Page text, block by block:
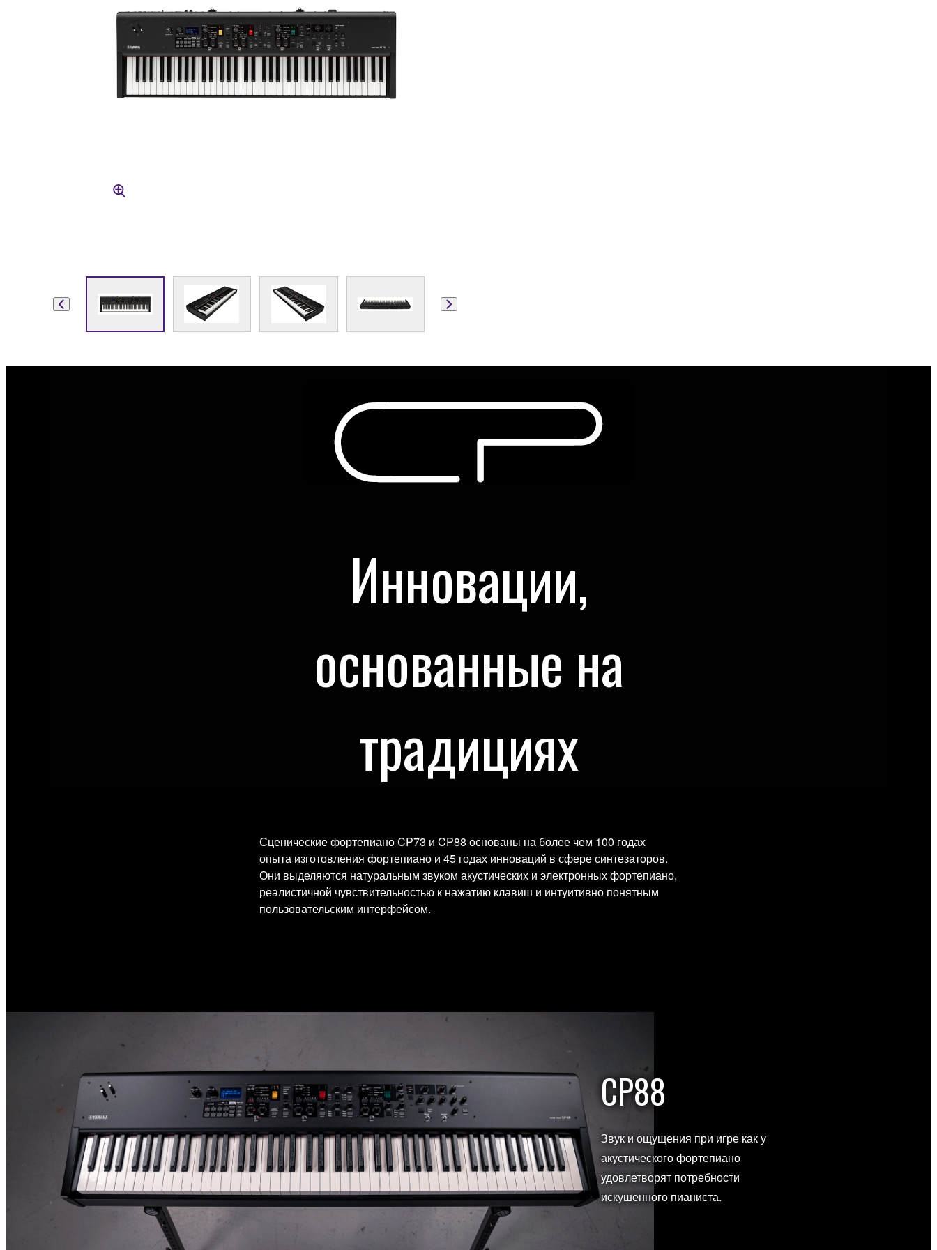
Инновации,
основанные на
традициях
Сценические фортепиано CP73 и CP88 основаны на более чем 100 годах
опыта изготовления фортепиано и 45 годах инноваций в сфере синтезаторов.
Они выделяются натуральным звуком акустических и электронных фортепиано,
реалистичной чувствительностью к нажатию клавиш и интуитивно понятным
пользовательским интерфейсом.
CP88
Звук и ощущения при игре как у
акустического фортепиано
удовлетворят потребности
искушенного пианиста.